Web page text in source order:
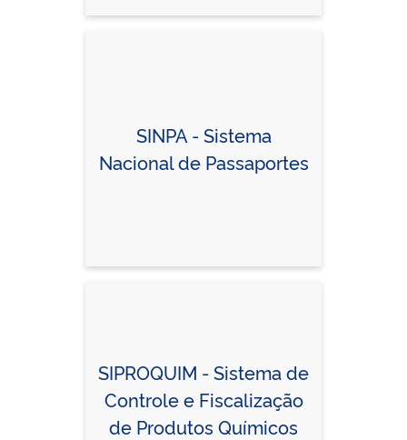
SINPA - Sistema
Nacional de Passaportes
SIPROQUIM - Sistema de
Controle e Fiscalização
de Produtos Químicos